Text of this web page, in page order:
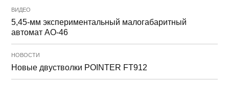
ВИДЕО
5,45-мм экспериментальный малогабаритный
автомат АО-46
НОВОСТИ
Новые двустволки POINTER FT912